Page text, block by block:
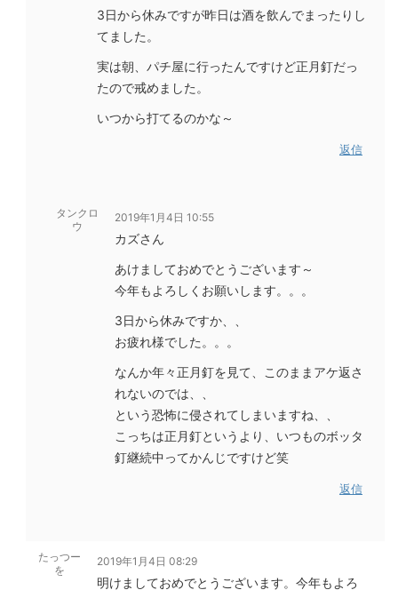
3日から休みですが昨日は酒を飲んでまったりし
てました。
実は朝、パチ屋に行ったんですけど正月釘だっ
たので戒めました。
いつから打てるのかな～
返信
タンクロ
ウ
2019年1月4日 10:55
カズさん
あけましておめでとうございます～
今年もよろしくお願いします。。。
3日から休みですか、、
お疲れ様でした。。。
なんか年々正月釘を見て、このままアケ返さ
れないのでは、、
という恐怖に侵されてしまいますね、、
こっちは正月釘というより、いつものボッタ
釘継続中ってかんじですけど笑
返信
たっつー
を
2019年1月4日 08:29
明けましておめでとうございます。今年もよろ